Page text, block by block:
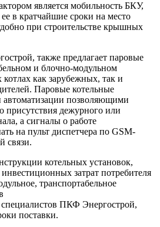
является мобильность БКУ,
ее в кратчайшие сроки на место
при строительстве крышных
также предлагает паровые
и блочно-модульном
как зарубежных, так и
Паровые котельные
автоматизации позволяющими
присутствия дежурного или
а сигналы о работе
на пульт диспетчера по GSM-
связи.
котельных установок,
затрат потребителя
транспортабельное
специалистов ПКФ Энергострой,
поставки.